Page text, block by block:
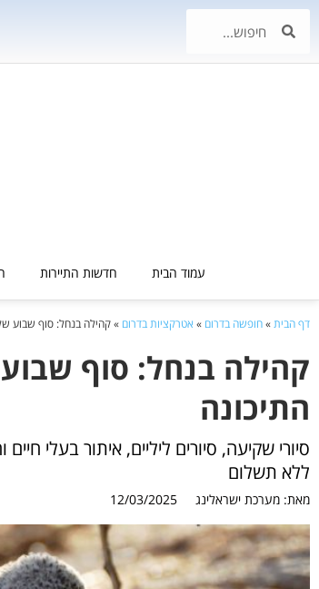
עמוד הבית חדשות התיירות
דף הבית»חופשה בדרום » אטרקציות בדרום »קהילה בנחל: סוף שבוע
קהילה בנחל: סוף
התיכונה
ללא תשלום
מאת: מערכת ישראלינג 12/03/2025